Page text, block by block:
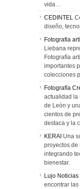
vida…
CEDINTEL
diseño,
Fotografia
Liebana
Fotografía
importantes
colecciones
Fotografía
actualidad la
de León y
cientos de
destaca y la
KERAI Una
proyectos de
integrando
bienestar.
Lujo Noticias
encontrar las